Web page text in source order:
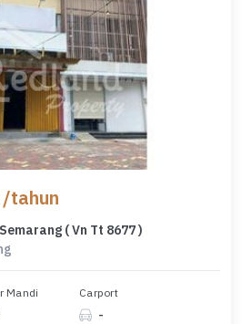
tahun
( Vn Tt 8677 )
Mandi Carport
-